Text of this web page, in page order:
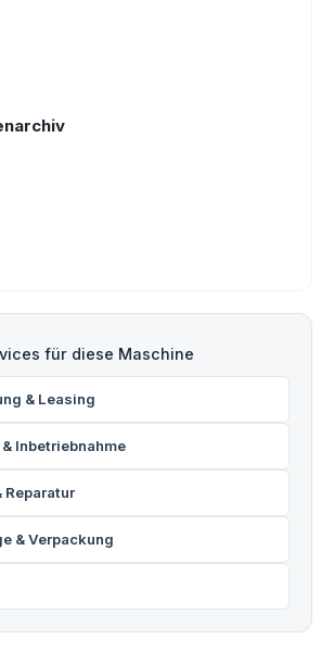
für diese Maschine
& Leasing
Inbetriebnahme
Reparatur
& Verpackung